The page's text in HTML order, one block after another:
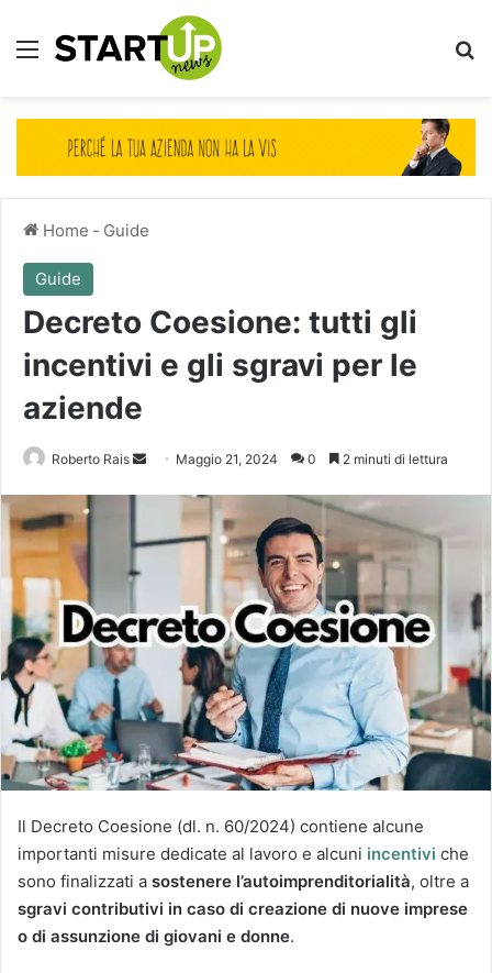
Menu
Home - Guide
Guide
Decreto Coesione: tutti gli
incentivi e gli sgravi per le
aziende
Roberto Rais
Invia Maggio 21, 2024 0 2 minuti di lettura
Il Decreto Coesione (dl. n. 60/2024) contiene alcune
importanti misure dedicate al lavoro e alcuni incentivi che
sono finalizzati a sostenere l’autoimprenditorialità, oltre a
sgravi contributivi in caso di creazione di nuove imprese
o di assunzione di giovani e donne.